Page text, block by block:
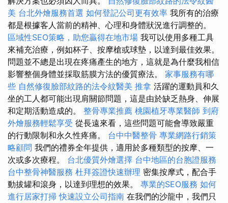
美 台北外燴服務首選 如何登記公司更有效率 我所有的治療
都是根據客人當前的精神、心理和身體狀況進行調整的。
區域性SEO策略，助您贏得在地市場 我可以使用多種工具
來補充治療，例如杯子、按摩槍或球墊，以達到最佳效果。
問題並不總是出現在疼痛產生的地方，這就是為什麼我相信
影響整個身體並採取筋膜方法的優質療法。 家事服務有哪
些 自然修復臉部紋路的法令紋醫美 推拿 活躍的運動員和久
坐的工人都可能出現肩關節問題，這是由於缺乏熱身、伸展
和定期活動造成的。 整骨專業推薦 桃園植牙專業醫師 到府
外燴服務輕鬆享受 從長遠來看，這些問題可能會導致嚴重
的行動限制和永久性疼痛。 台中中醫整骨 專業網路行銷策
略顧問 我們的禮券全年提供，適用於多種類型的按摩、一
次或多次療程。 台北優質外燴選擇 台中地區的台胞證服務
台中整骨神醫服務 杜拜簽證快速辦理 密集按摩式，配合手
動拔罐和滾身，以達到理想的效果。 專業的SEO服務 如何
進行居家打掃 快速設立公司指南 在我們的沙龍中，我們只